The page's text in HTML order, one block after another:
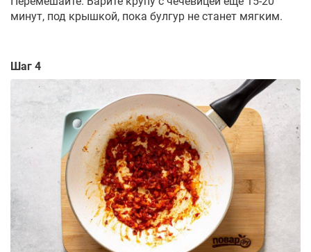
минут, под крышкой, пока булгур не станет мягким.
Шаг 4